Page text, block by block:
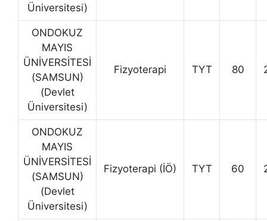
Üniversitesi)
ONDOKUZ
MAYIS
ÜNİVERSİTESİ
(SAMSUN)
(Devlet
Üniversitesi)
Fizyoterapi TYT 80
ONDOKUZ
MAYIS
ÜNİVERSİTESİ
(SAMSUN)
(Devlet
Üniversitesi)
Fizyoterapi (İÖ) TYT 60